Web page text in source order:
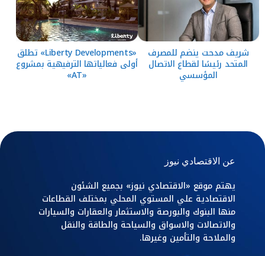
شريف مدحت ينضم للمصرف
المتحد رئيسًا لقطاع الاتصال
المؤسسي
«Liberty Developments» تطلق
أولى فعالياتها الترفيهية بمشروع
«AT»
عن الاقتصادي نيوز
يهتم موقع «الاقتصادي نيوز» بجميع الشئون
الاقتصادية علي المستوي المحلي بمختلف القطاعات
منها البنوك والبورصة والاستثمار والعقارات والسيارات
والاتصالات والاسواق والسياحة والطاقة والنقل
والملاحة والتأمين وغيرها.